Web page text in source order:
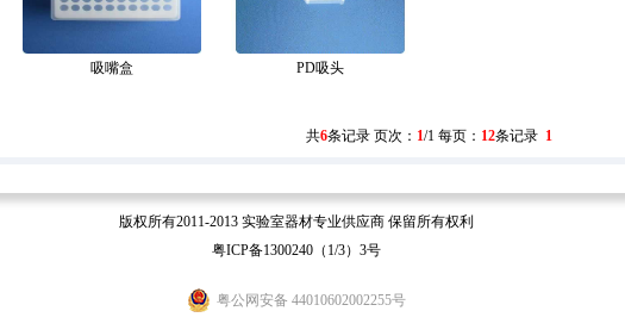
吸嘴盒 PD吸头
共6条记录 页次： 1/1 每页： 12条记录 1
版权所有2011-2013 实验室器材专业供应商 保留所有权利
粤ICP备1300240（1/3）3号
粤公网安备 44010602002255号